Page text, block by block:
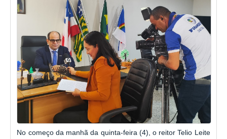
No começo da manhã da quinta-feira (4), o reitor Telio Leite